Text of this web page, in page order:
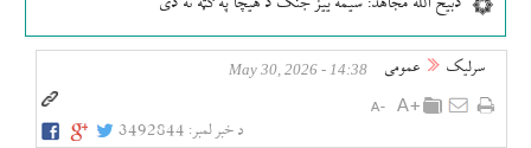
سرلیک عمومی 14:38 - May 30, 2026
د خبر لمبر: 3492844